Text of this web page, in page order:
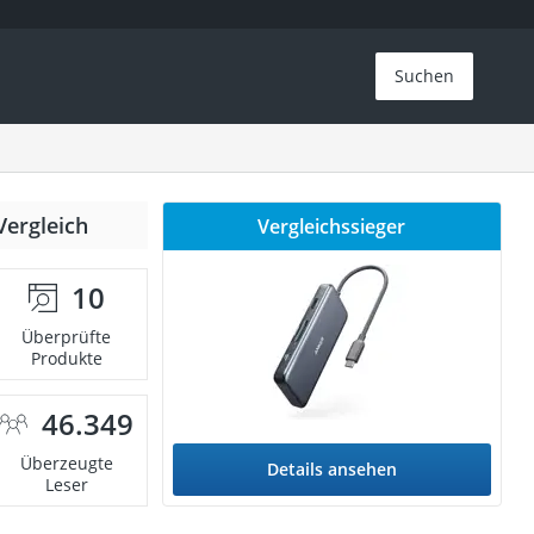
Suchen
10
Überprüfte
Produkte
46.349
Überzeugte
Leser
Vergleichssieger
Details ansehen